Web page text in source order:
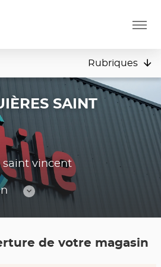
Menu
Rubriques
SAINT
saint vincent
les
de votre magasin